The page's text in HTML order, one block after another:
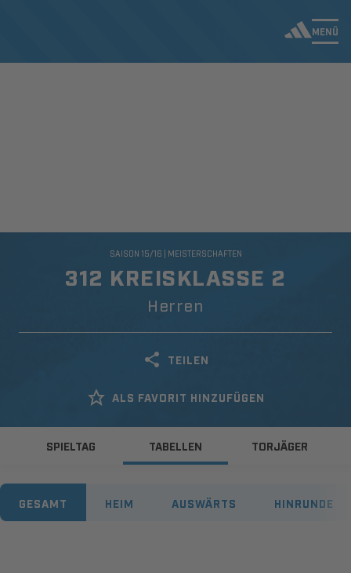
MENÜ
312 KREISKLASSE 2
Herren
SAISON 15/16 | MEISTERSCHAFTEN
TEILEN
ALS FAVORIT HINZUFÜGEN
SPIELTAG TABELLEN TORJÄGER
GESAMT HEIM AUSWÄRTS HINRUNDE